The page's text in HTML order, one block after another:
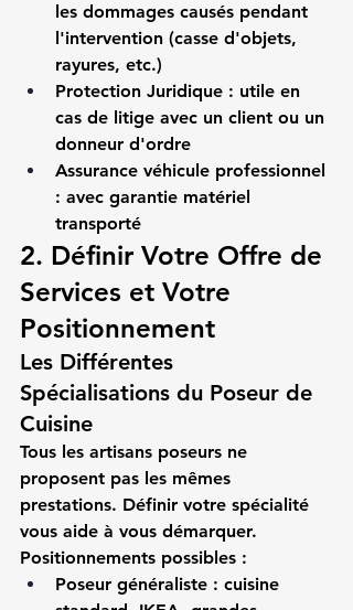
les dommages causés pendant
l'intervention (casse d'objets,
rayures, etc.)
Protection Juridique : utile en
cas de litige avec un client ou un
donneur d'ordre
Assurance véhicule professionnel
: avec garantie matériel
transporté
2. Définir Votre Offre de
Services et Votre
Positionnement
Les Différentes
Spécialisations du Poseur de
Cuisine
Tous les artisans poseurs ne
proposent pas les mêmes
prestations. Définir votre spécialité
vous aide à vous démarquer.
Positionnements possibles :
Poseur généraliste : cuisine